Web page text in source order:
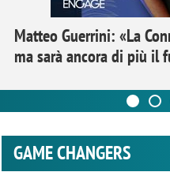
Matteo Guerrini: «La
ma sarà ancora di più il
GAME CHANGERS